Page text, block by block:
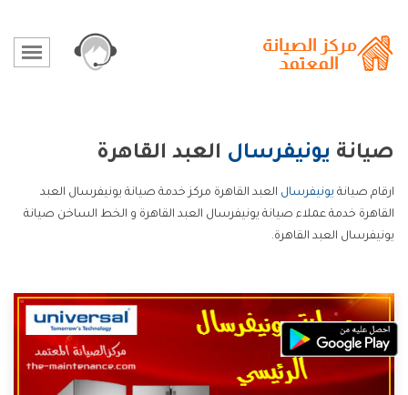
صيانة يونيفرسال العبد القاهرة
ارقام صيانة يونيفرسال العبد القاهرة مركز خدمة صيانة يونيفرسال العبد
القاهرة خدمة عملاء صيانة يونيفرسال العبد القاهرة و الخط الساخن صيانة
يونيفرسال العبد القاهرة.